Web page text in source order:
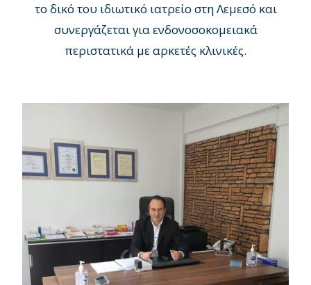
το δικό του ιδιωτικό ιατρείο στη Λεμεσό και
συνεργάζεται για ενδονοσοκομειακά
περιστατικά με αρκετές κλινικές.